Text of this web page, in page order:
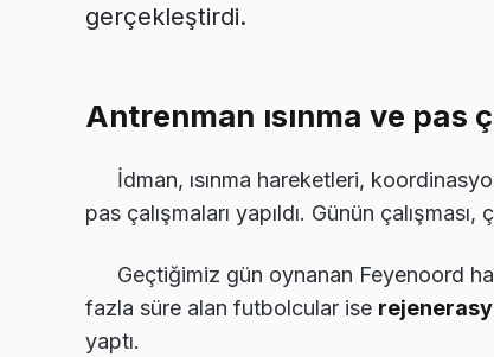
gerçekleştirdi.
Antrenman ısınma ve pas
İdman, ısınma hareketleri,
pas çalışmaları yapıldı. Günün
Geçtiğimiz gün oynanan Feyenoord
fazla süre alan futbolcular ise
yaptı.